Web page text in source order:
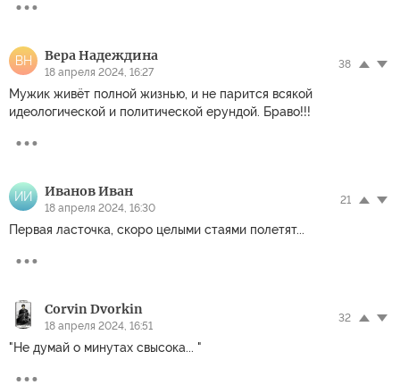
ВН Вера Надеждина
18 апреля 2024, 16:27
38
Мужик живёт полной жизнью, и не парится всякой
идеологической и политической ерундой. Браво!!!
ИИ Иванов Иван
18 апреля 2024, 16:30
21
Первая ласточка, скоро целыми стаями полетят...
Corvin Dvorkin
18 апреля 2024, 16:51
32
"Не думай о минутах свысока... "